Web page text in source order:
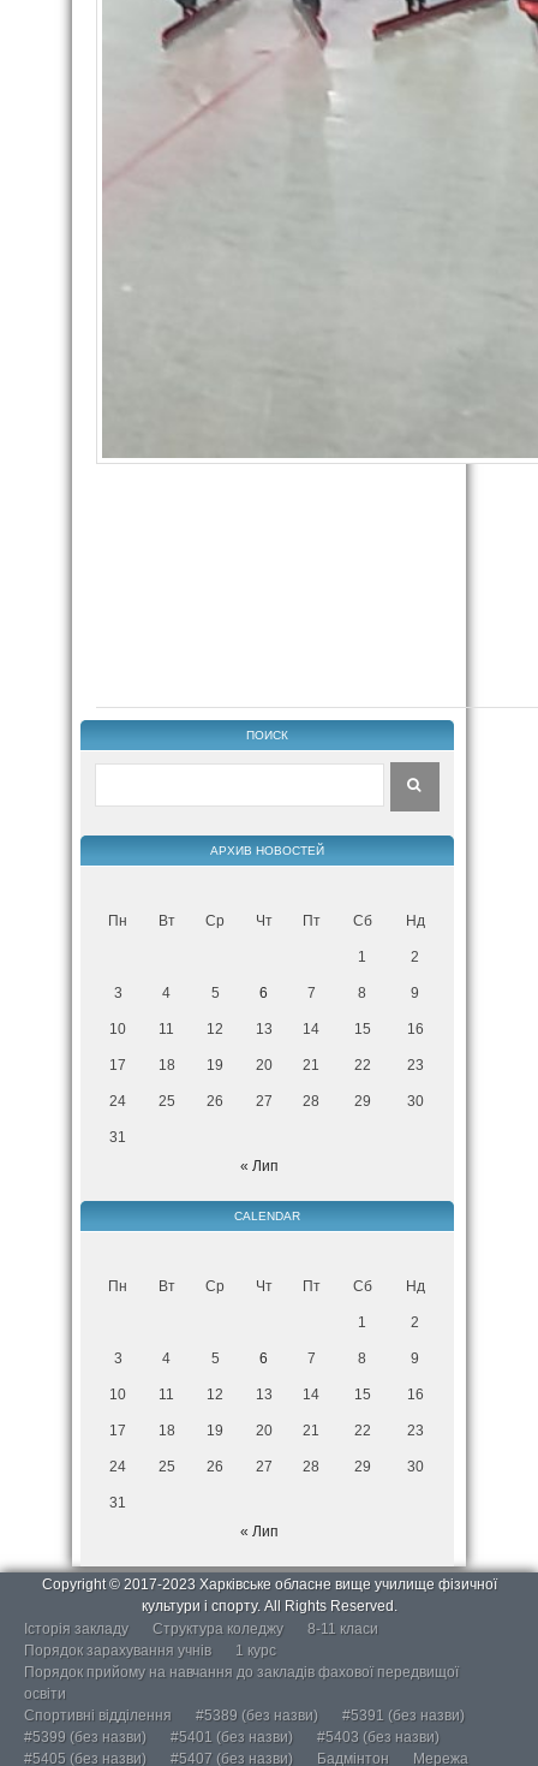
ПОИСК
АРХИВ НОВОСТЕЙ
Пн Вт Ср Чт Пт Сб Нд
1 2
3 4 5 6 7 8 9
10 11 12 13 14 15 16
17 18 19 20 21 22 23
24 25 26 27 28 29 30
31
« Лип
CALENDAR
Пн Вт Ср Чт Пт Сб Нд
1 2
3 4 5 6 7 8 9
10 11 12 13 14 15 16
17 18 19 20 21 22 23
24 25 26 27 28 29 30
31
« Лип
Copyright © 2017-2023 Харківське обласне вище училище фізичної
культури і спорту. All Rights Reserved.
Історія закладу
Структура коледжу
8-11 класи
Порядок зарахування учнів
1 курс
Порядок прийому на навчання до закладів фахової передвищої
освіти
Спортивні відділення
#5389 (без назви)
#5391 (без назви)
#5399 (без назви)
#5401 (без назви)
#5403 (без назви)
#5405 (без назви)
#5407 (без назви) Бадмінтон
Мережа